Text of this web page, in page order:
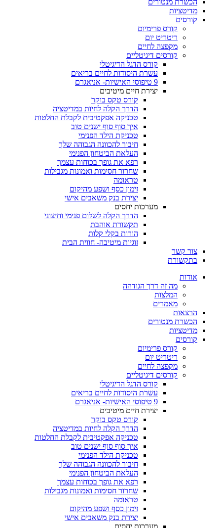
הכשרת מנטורים
מדיטציות
קורסים
קורס פרימיום
ריטריט יום
מקפצה לחיים
קורסים דיגיטליים
קורס הדגל הדיגיטלי
עשרת היסודות לחיים בריאים
9 טיפוסי האישיות- אניאגרם
יצירת חיים מיטיבים
קורס טקס בוקר
הדרך הקלה לחיות במדיטציה
טכניקה אפקטיבית לקבלת החלטות
איך סוף סוף ישנים טוב
טכניקת הילד הפנימי
חיבור להכוונה הגבוהה שלך
העלאת הביטחון הפנימי
רפא את גופך בכוחות עצמך
שחרור חסימות ואמונות מגבילות
טראומה
זימון כסף ושפע מהיקום
יצירת בנק משאבים אישי
מערכות יחסים
הדרך הקלה לשלום פנימי וחיצוני
תקשורת אוהבת
הורות בקלי קלות
זוגיות מיטיבה- חווית הבית
צור קשר
בתקשורת
אודות
מה זה דרך הגודהה
המלצות
מאמרים
הרצאות
הכשרת מנטורים
מדיטציות
קורסים
קורס פרימיום
ריטריט יום
מקפצה לחיים
קורסים דיגיטליים
קורס הדגל הדיגיטלי
עשרת היסודות לחיים בריאים
9 טיפוסי האישיות- אניאגרם
יצירת חיים מיטיבים
קורס טקס בוקר
הדרך הקלה לחיות במדיטציה
טכניקה אפקטיבית לקבלת החלטות
איך סוף סוף ישנים טוב
טכניקת הילד הפנימי
חיבור להכוונה הגבוהה שלך
העלאת הביטחון הפנימי
רפא את גופך בכוחות עצמך
שחרור חסימות ואמונות מגבילות
טראומה
זימון כסף ושפע מהיקום
יצירת בנק משאבים אישי
מערכות יחסים